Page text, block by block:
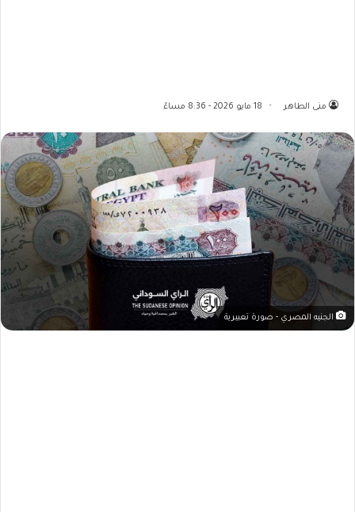
منى الطاهر 18 مايو 2026 - 8:36 مساءً
الجنيه المصري - صورة تعبيرية